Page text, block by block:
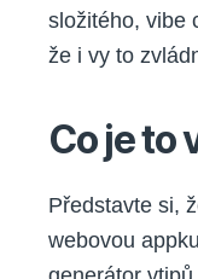
složitého, vibe
že i vy to
Co je to
Představte si,
webovou